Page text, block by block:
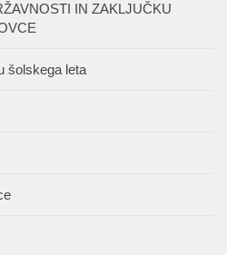
IN ZAKLJUČKU
šolskega leta